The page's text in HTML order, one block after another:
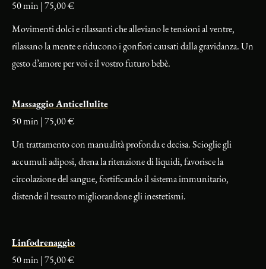
50 min | 75,00 €
Movimenti dolci e rilassanti che alleviano le tensioni al ventre,
rilassano la mente e riducono i gonfiori causati dalla gravidanza. Un
gesto d’amore per voi e il vostro futuro bebè.
Massaggio Anticellulite
50 min | 75,00 €
Un trattamento con manualità profonda e decisa. Scioglie gli
accumuli adiposi, drena la ritenzione di liquidi, favorisce la
circolazione del sangue, fortificando il sistema immunitario,
distende il tessuto migliorandone gli inestetismi.
Linfodrenaggio
50 min | 75,00 €